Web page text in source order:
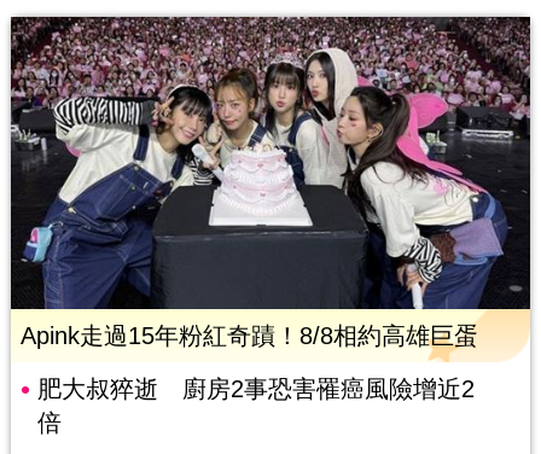
Apink走過15年粉紅奇蹟！8/8相約高雄巨蛋
肥大叔猝逝 廚房2事恐害罹癌風險增近2
倍